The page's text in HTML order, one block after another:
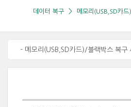
데이터 복구 메모리(USB,SD카
- 메모리(USB,SD카드)/블랙박스 복구